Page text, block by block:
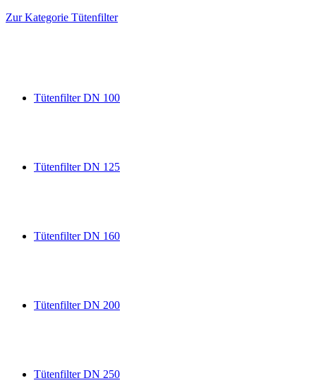
Zur Kategorie Tütenfilter
Tütenfilter DN 100
Tütenfilter DN 125
Tütenfilter DN 160
Tütenfilter DN 200
Tütenfilter DN 250